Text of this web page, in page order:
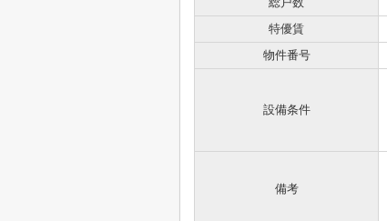
特優賃
物件番号
設備条件
備考